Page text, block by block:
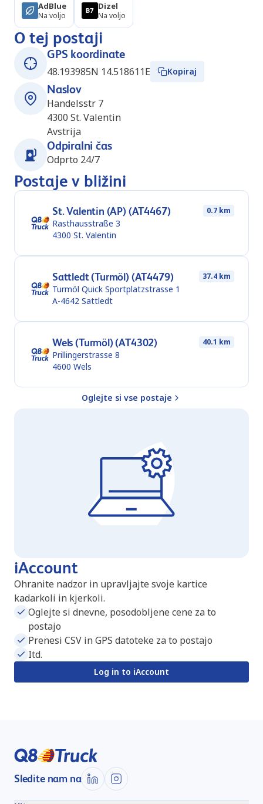
AdBlue
Na voljo
Dizel
Na voljo
O tej postaji
GPS koordinate
48.193985N 14.518611E
Kopiraj
Naslov
Handelsstr 7
4300 St. Valentin
Avstrija
Odpiralni čas
Odprto 24/7
Postaje v bližini
St. Valentin (AP) (AT4467) 0.7 km
Rasthausstraße 3
4300 St. Valentin
Sattledt (Turmöl) (AT4479) 37.4 km
Turmöl Quick Sportplatzstrasse 1
A-4642 Sattledt
Wels (Turmöl) (AT4302) 40.1 km
Prillingerstrasse 8
4600 Wels
Oglejte si vse postaje
iAccount
Ohranite nadzor in upravljajte svoje kartice
kadarkoli in kjerkoli.
Oglejte si dnevne, posodobljene cene za to
postajo
Prenesi CSV in GPS datoteke za to postajo
Itd.
Log in to iAccount
Sledite nam na